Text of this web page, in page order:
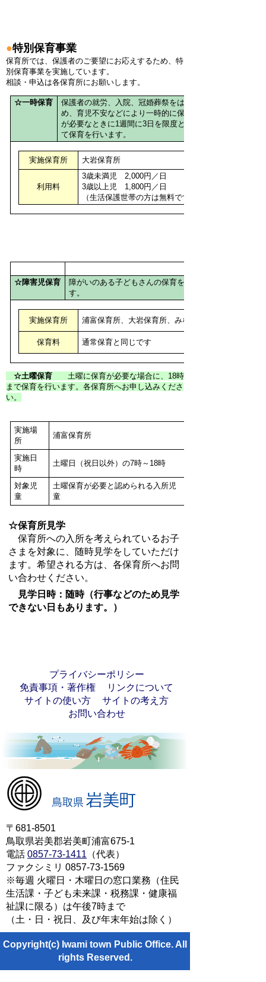
●特別保育事業
保育所では、保護者のご要望にお応えするため、特
別保育事業を実施しています。
相談・申込は各保育所にお願いします。
☆一時保育
保護者の就労、入院、冠婚葬祭をはじ
め、育児不安などにより一時的に保育
が必要なときに1週間に3日を限度とし
て保育を行います。
実施保育所 大岩保育所
利用料
3歳未満児 2,000円／日
3歳以上児 1,800円／日
（生活保護世帯の方は無料です）
☆障害児保育
障がいのある子どもさんの保育を行いま
す。
実施保育所 浦富保育所、大岩保育所、みなみ保育所
保育料 通常保育と同じです
☆土曜保育 土曜に保育が必要な場合に、18時
まで保育を行います。各保育所へお申し込みくださ
い。
実施場
所
浦富保育所
実施日
時
土曜日（祝日以外）の7時～18時
対象児
童
土曜保育が必要と認められる入所児
童
☆保育所見学
保育所への入所を考えられているお子
さまを対象に、随時見学をしていただけ
ます。希望される方は、各保育所へお問
い合わせください。
見学日時：随時（行事などのため見学
できない日もあります。）
プライバシーポリシー
免責事項・著作権
リンクについて
サイトの使い方
サイトの考え方
お問い合わせ
〒681-8501
鳥取県岩美郡岩美町浦富675-1
電話 0857-73-1411 （代表）
ファクシミリ 0857-73-1569
※毎週 火曜日・木曜日の窓口業務（住民
生活課・子ども未来課・税務課・健康福
祉課に限る）は午後7時まで
（土・日・祝日、及び年末年始は除く）
Copyright(c) Iwami town Public Office. All
rights Reserved.